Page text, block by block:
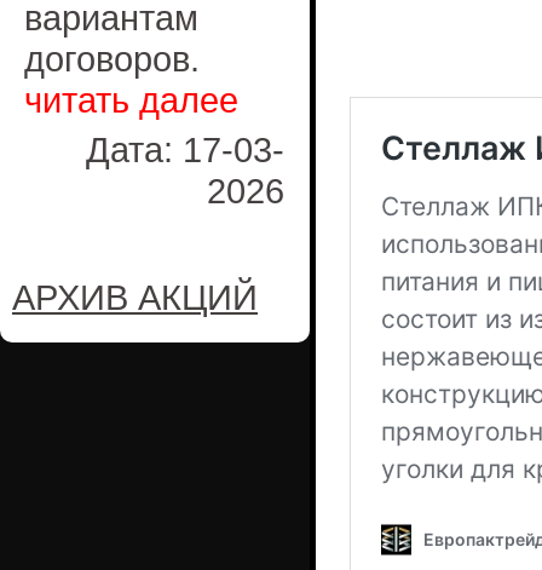
вариантам
договоров.
читать далее
Дата: 17-03-
2026
АРХИВ АКЦИЙ